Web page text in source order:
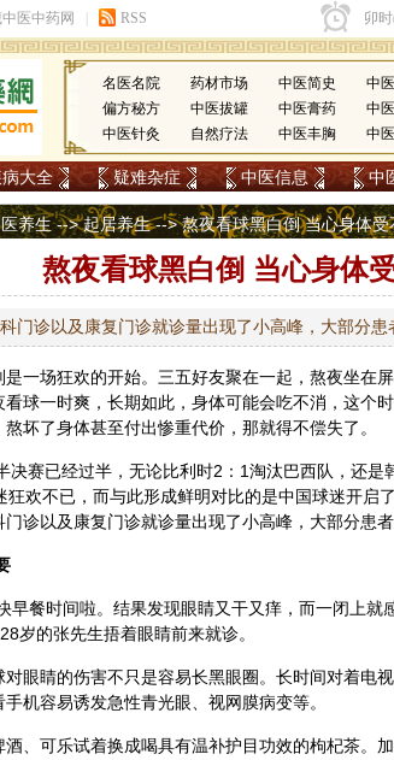
名医名院 药材市场 中医简史 中
偏方秘方
中医拔罐 中医膏药 中
中医针灸
自然疗法 中医丰胸 中
大全 疑难杂症 中医信息 中
养生-->起居养生--> 熬夜看球黑白倒 当心身体受
熬夜看球黑白倒 当心身体
门诊以及康复门诊就诊量出现了小高峰，大部分患
是一场狂欢的开始。三五好友聚在一起，熬夜坐在
球一时爽，长期如此，身体可能会吃不消，这个
坏了身体甚至付出惨重代价，那就得不偿失了。
决赛已经过半，无论比利时2：1淘汰巴西队，还是
欢不已，而与此形成鲜明对比的是中国球迷开启
诊以及康复门诊就诊量出现了小高峰，大部分患
早餐时间啦。结果发现眼睛又干又痒，而一闭上就
岁的张先生捂着眼睛前来就诊。
眼睛的伤害不只是容易长黑眼圈。长时间对着电
机容易诱发急性青光眼、视网膜病变等。
、可乐试着换成喝具有温补护目功效的枸杞茶。加